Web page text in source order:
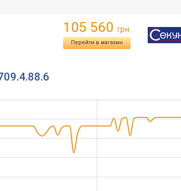
105 560 грн.
Перейти в магазин